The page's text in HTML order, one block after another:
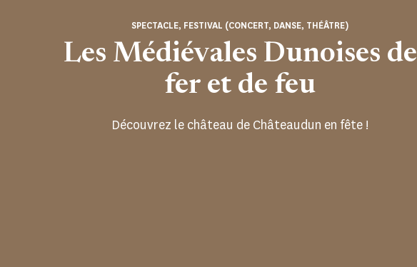
Les Médiévales Dunoises de
fer et de feu
SPECTACLE, FESTIVAL (CONCERT, DANSE, THÉÂTRE)
Découvrez le château de Châteaudun en fête !